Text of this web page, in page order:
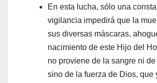
En esta lucha, sólo una
vigilancia impedirá que la
sus diversas máscaras,
nacimiento de este Hijo del
no proviene de la sangre ni
sino de la fuerza de Dios, que